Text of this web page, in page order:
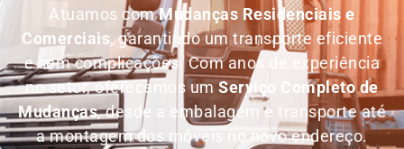
Atuamos comMudanças Residenciais e
Comerciais, garantindo um transporte eficiente
e sem complicações. Com anos de experiência
no setor, oferecemos umServiço Completo de
Mudanças, desde a embalagem e transporte até
a montagem dos móveis no novo endereço.